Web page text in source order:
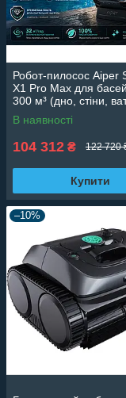
Робот-пилосос Aiper
X1 Pro Max для
300 м³ (дно, стіни,
поверхня)
В наявності
104 312 ₴ 122 720
Купити
–10%